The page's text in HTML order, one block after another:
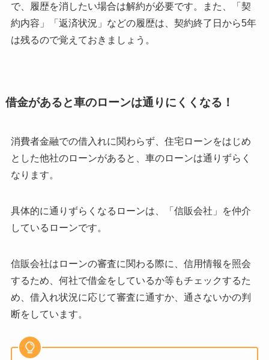
で、履歴を消したい場合は解約が必要です。また、「契
約内容」「返済状況」などの履歴は、契約終了日から5年
は残るので覚えておきましょう。
借金があると車のローンは通りにくくなる！
消費者金融での借入れに関わらず、住宅ローンをはじめ
とした他社のローンがあると、車のローンは通りずらく
なります。
具体的に通りずらくなるローンは、「信販会社」を仲介
しているローンです。
信販会社はローンの審査に関わる際に、信用情報を照会
するため、何社で借金をしているか等もチェックするた
め、借入れ状況に応じて審査に通すか、通さないかの判
断をしています。